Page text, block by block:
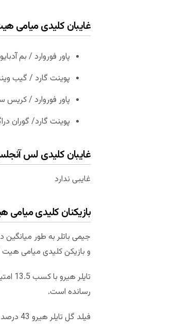
غایبان کلیدی میامی
پاور فوروارد / بم
پوینت گارد / گیب
پاور فوروارد / کریس
پوینت گارد/ گوران
غایبان کلیدی لس
غایبی ندارد
بازیکنان کلیدی میامی
و بازیکن کلیدی میامی
رسانده است.
فیلد گل تایلر هیرو 43 درصد و پرتاب های آزاد او 87 درصد بوده است.